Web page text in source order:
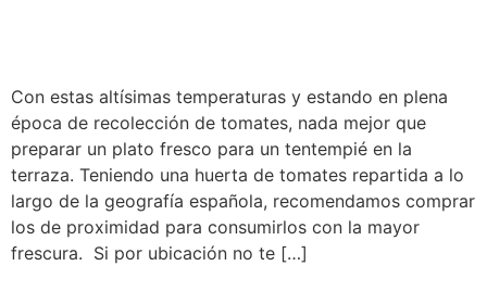
Con estas altísimas temperaturas y estando en plena
época de recolección de tomates, nada mejor que
preparar un plato fresco para un tentempié en la
terraza. Teniendo una huerta de tomates repartida a lo
largo de la geografía española, recomendamos comprar
los de proximidad para consumirlos con la mayor
frescura. Si por ubicación no te […]